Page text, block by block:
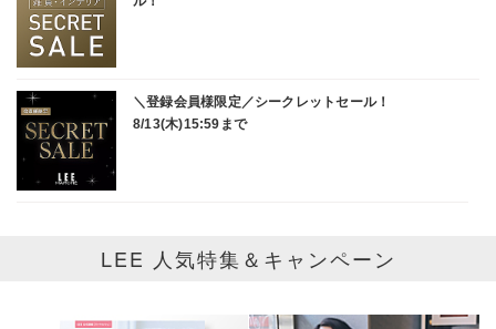
LEE 人気特集＆キャンペーン